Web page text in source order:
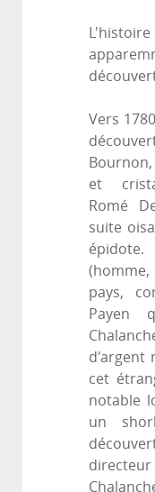
Vers
et
Romé
suite
pays,
Payen
d'argent
cet
notable
un